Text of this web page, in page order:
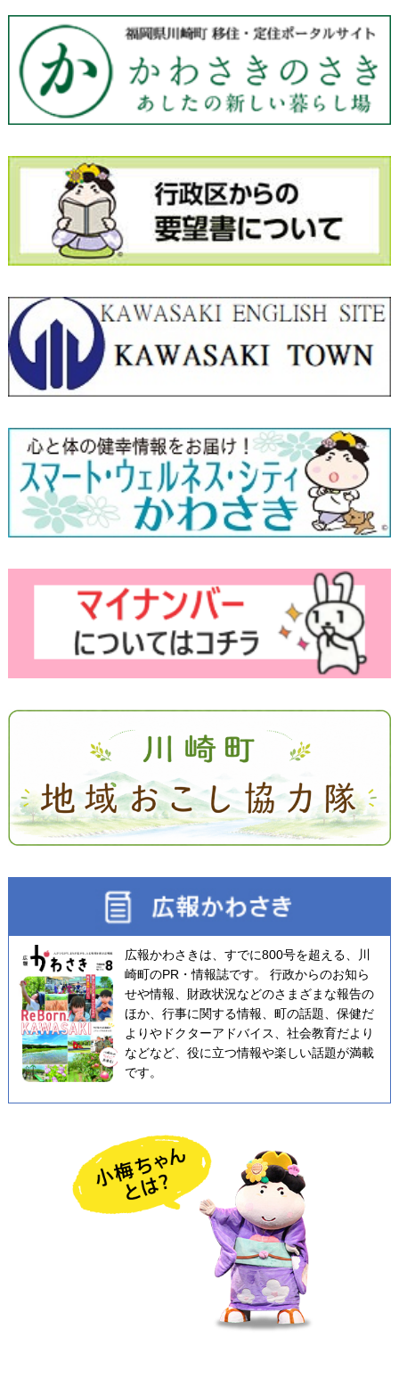
広報かわさきは、すでに800号を超える、川
崎町のPR・情報誌です。 行政からのお知ら
せや情報、財政状況などのさまざまな報告の
ほか、行事に関する情報、町の話題、保健だ
よりやドクターアドバイス、社会教育だより
などなど、役に立つ情報や楽しい話題が満載
です。